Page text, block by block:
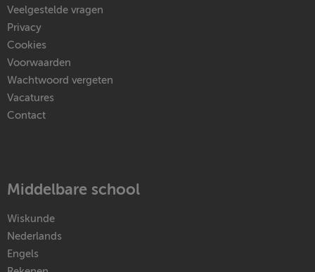
Veelgestelde vragen
Privacy
Cookies
Voorwaarden
Wachtwoord vergeten
Vacatures
Contact
Middelbare school
Wiskunde
Nederlands
Engels